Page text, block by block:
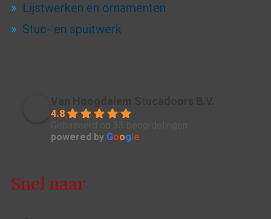
Lijstwerken en ornamenten
Stuc- en spuitwerk
4.8
powered by Goog e
Snel naar